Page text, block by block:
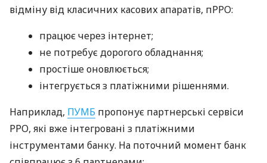
відміну від класичних касових апаратів, пРРО:
працює через інтернет;
не потребує дорогого обладнання;
простіше оновлюється;
інтегрується з платіжними рішеннями.
Наприклад, ПУМБ пропонує партнерські сервіси
РРО, які вже інтегровані з платіжними
інструментами банку. На поточний момент банк